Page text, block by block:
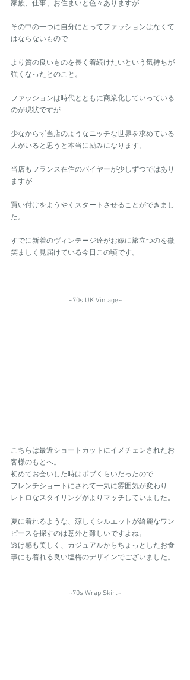
家族、仕事、お住まいと色々ありますが
その中の一つに自分にとってファッションはなくて
はならないもので
より質の良いものを長く着続けたいという気持ちが
強くなったとのこと。
ファッションは時代とともに商業化していっている
のが現状ですが
少なからず当店のようなニッチな世界を求めている
人がいると思うと本当に励みになります。
当店もフランス在住のバイヤーが少しずつではあり
ますが
買い付けをようやくスタートさせることができまし
た。
すでに新着のヴィンテージ達がお嫁に旅立つのを微
笑ましく見届けている今日この頃です。
~70s UK Vintage~
こちらは最近ショートカットにイメチェンされたお
客様のもとへ。
初めてお会いした時はボブくらいだったので
フレンチショートにされて一気に雰囲気が変わり
レトロなスタイリングがよりマッチしていました。
夏に着れるような、涼しくシルエットが綺麗なワン
ピースを探すのは意外と難しいですよね。
透け感も美しく、カジュアルからちょっとしたお食
事にも着れる良い塩梅のデザインでございました。
~70s Wrap Skirt~